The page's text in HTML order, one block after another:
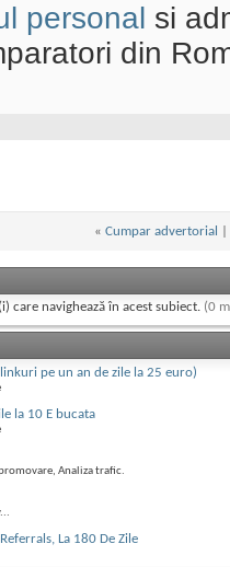
personal si
din
« Cumpar advertorial
care navighează în acest subiect. (0
pe un an de zile la 25 euro)
la 10 E bucata
Analiza trafic.
La 180 De Zile